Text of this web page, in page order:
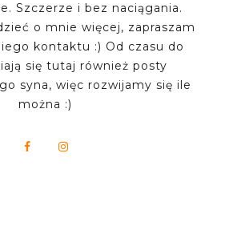
Szczerze i bez naciągania.
o mnie więcej, zapraszam
kontaktu :) Od czasu do
się tutaj również posty
syna, więc rozwijamy się ile
można :)